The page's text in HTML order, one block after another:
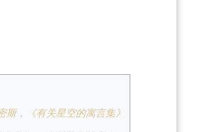
，《有关星空的寓言集》